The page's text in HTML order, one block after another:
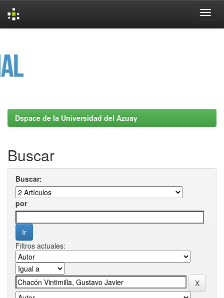
Dspace de la Universidad del Azuay
Buscar
Buscar:
por
Filtros actuales: